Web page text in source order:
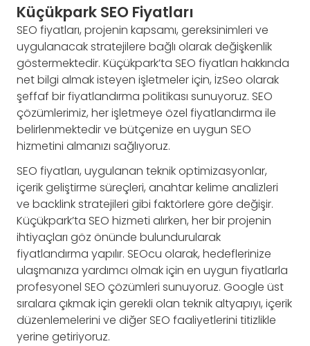
Küçükpark SEO Fiyatları
SEO fiyatları, projenin kapsamı, gereksinimleri ve
uygulanacak stratejilere bağlı olarak değişkenlik
göstermektedir. Küçükpark’ta SEO fiyatları hakkında
net bilgi almak isteyen işletmeler için, İzSeo olarak
şeffaf bir fiyatlandırma politikası sunuyoruz. SEO
çözümlerimiz, her işletmeye özel fiyatlandırma ile
belirlenmektedir ve bütçenize en uygun SEO
hizmetini almanızı sağlıyoruz.
SEO fiyatları, uygulanan teknik optimizasyonlar,
içerik geliştirme süreçleri, anahtar kelime analizleri
ve backlink stratejileri gibi faktörlere göre değişir.
Küçükpark’ta SEO hizmeti alırken, her bir projenin
ihtiyaçları göz önünde bulundurularak
fiyatlandırma yapılır. SEOcu olarak, hedeflerinize
ulaşmanıza yardımcı olmak için en uygun fiyatlarla
profesyonel SEO çözümleri sunuyoruz. Google üst
sıralara çıkmak için gerekli olan teknik altyapıyı, içerik
düzenlemelerini ve diğer SEO faaliyetlerini titizlikle
yerine getiriyoruz.